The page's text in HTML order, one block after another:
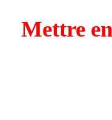
Mettre